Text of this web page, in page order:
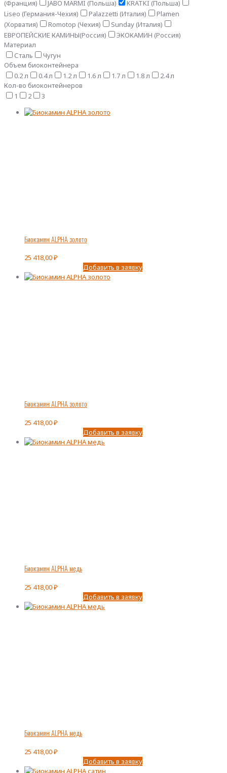
(Франция)
JABO MARMI (Польша)
KRATKI (Польша)
Liseo (Германия-Чехия)
Palazzetti (Италия)
Plamen
(Хорватия)
Romotop (Чехия)
Sunday (Италия)
ЕВРОПЕЙСКИЕ КАМИНЫ(Россия)
ЭКОКАМИН (Россия)
Материал
Сталь
Чугун
Объем биоконтейнера
0.2 л
0.4 л 1.2 л 1.6 л 1.7 л 1.8 л
2.4 л
Кол-во биоконтейнеров
1
2 3
Биокамин ALPHA золото
25 418,00₽
Добавить в заявку
Биокамин ALPHA золото
25 418,00₽
Добавить в заявку
Биокамин ALPHA медь
25 418,00₽
Добавить в заявку
Биокамин ALPHA медь
25 418,00₽
Добавить в заявку